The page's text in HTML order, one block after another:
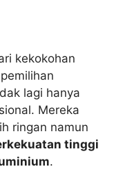
kekokohan
lagi hanya
Mereka
ringan namun
tinggi
.